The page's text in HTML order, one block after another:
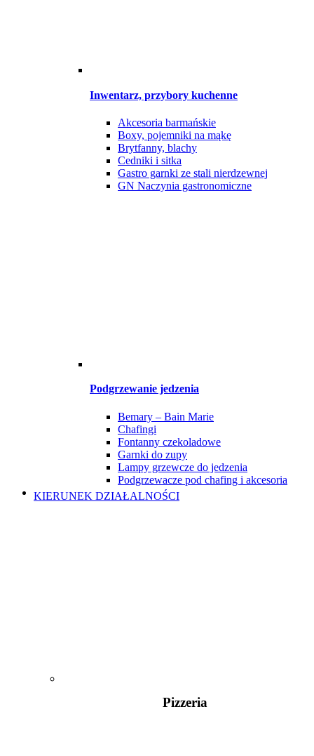
Inwentarz, przybory kuchenne
Akcesoria barmańskie
Boxy, pojemniki na mąkę
Brytfanny, blachy
Cedniki i sitka
Gastro garnki ze stali nierdzewnej
GN Naczynia gastronomiczne
Podgrzewanie jedzenia
Bemary – Bain Marie
Chafingi
Fontanny czekoladowe
Garnki do zupy
Lampy grzewcze do jedzenia
Podgrzewacze pod chafing i akcesoria
KIERUNEK DZIAŁALNOŚCI
Pizzeria